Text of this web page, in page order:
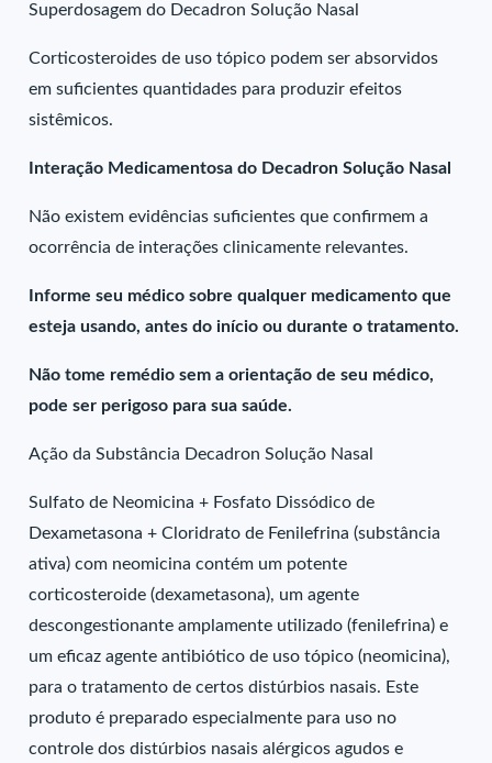
Superdosagem do Decadron Solução Nasal
Corticosteroides de uso tópico podem ser absorvidos
em suficientes quantidades para produzir efeitos
sistêmicos.
Interação Medicamentosa do Decadron Solução Nasal
Não existem evidências suficientes que confirmem a
ocorrência de interações clinicamente relevantes.
Informe seu médico sobre qualquer medicamento que
esteja usando, antes do início ou durante o tratamento.
Não tome remédio sem a orientação de seu médico,
pode ser perigoso para sua saúde.
Ação da Substância Decadron Solução Nasal
Sulfato de Neomicina + Fosfato Dissódico de
Dexametasona + Cloridrato de Fenilefrina (substância
ativa) com neomicina contém um potente
corticosteroide (dexametasona), um agente
descongestionante amplamente utilizado (fenilefrina) e
um eficaz agente antibiótico de uso tópico (neomicina),
para o tratamento de certos distúrbios nasais. Este
produto é preparado especialmente para uso no
controle dos distúrbios nasais alérgicos agudos e